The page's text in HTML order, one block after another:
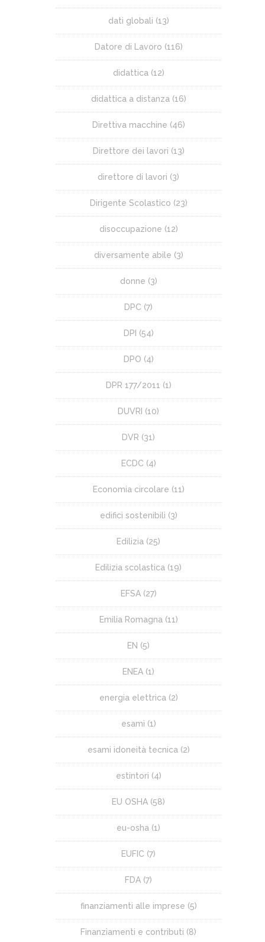
dati globali (13)
Datore di Lavoro (116)
didattica (12)
didattica a distanza (16)
Direttiva macchine (46)
Direttore dei lavori (13)
direttore di lavori (3)
Dirigente Scolastico (23)
disoccupazione (12)
diversamente abile (3)
donne (3)
DPC (7)
DPI (54)
DPO (4)
DPR 177/2011 (1)
DUVRI (10)
DVR (31)
ECDC (4)
Economia circolare (11)
edifici sostenibili (3)
Edilizia (25)
Edilizia scolastica (19)
EFSA(27)
Emilia Romagna (11)
EN (5)
ENEA (1)
energia elettrica (2)
esami (1)
esami idoneità tecnica (2)
estintori (4)
EU OSHA (58)
eu-osha (1)
EUFIC (7)
FDA (7)
finanziamenti alle imprese (5)
Finanziamenti e contributi (8)